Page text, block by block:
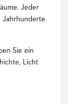
Jeder
Jahrhunderte
Sie ein
Licht